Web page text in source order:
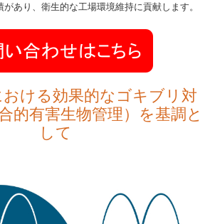
あり、衛生的な工場環境維持に貢献します。
おける効果的なゴキブリ対
的有害生物管理）を基調と
して